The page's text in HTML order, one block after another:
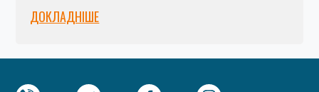
ДОКЛАДНІШЕ